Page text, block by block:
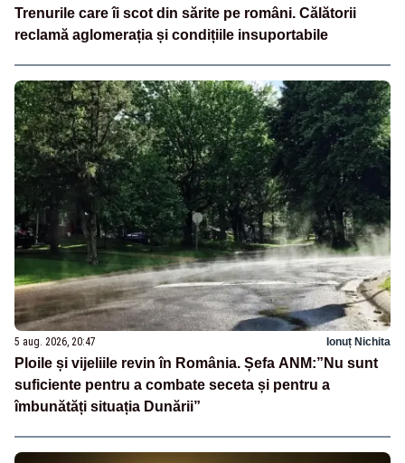
Trenurile care îi scot din sărite pe români. Călătorii
reclamă aglomerația și condițiile insuportabile
5 aug. 2026, 20:47 Ionuț Nichita
Ploile și vijeliile revin în România. Șefa ANM:”Nu sunt
suficiente pentru a combate seceta și pentru a
îmbunătăți situația Dunării”